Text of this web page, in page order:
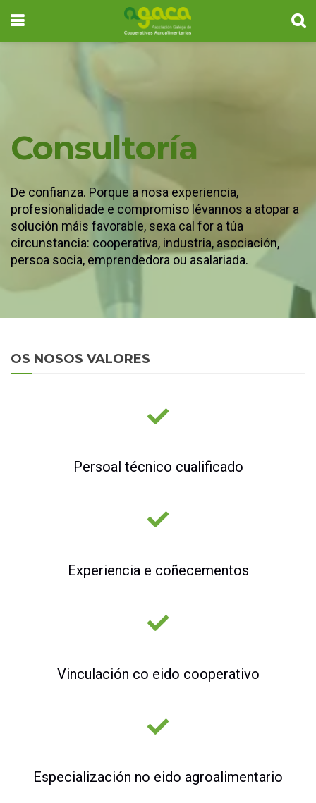
Consultoría
De confianza. Porque a nosa experiencia,
profesionalidade e compromiso lévannos a atopar a
solución máis favorable, sexa cal for a túa
circunstancia: cooperativa, industria, asociación,
persoa socia, emprendedora ou asalariada.
OS NOSOS VALORES
Persoal técnico cualificado
Experiencia e coñecementos
Vinculación co eido cooperativo
Especialización no eido agroalimentario